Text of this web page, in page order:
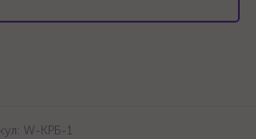
W-КРБ-1